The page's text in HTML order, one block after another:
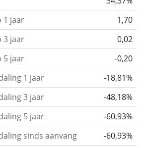
1, 3 and 5 year periods. This is
converted to a one year period)
by the past annualised volatility.
the historical return of an asset
historical riskand gives you a
of the degree of price
to bear with in order to obtain
this parameter for 1, 3 and
display its evolution over time.
for a period.This shows the
1 jaar
1,70
3 jaar
0,02
5 jaar
-0,20
1 jaar
-18,81%
3 jaar
-48,18%
5 jaar
-60,93%
sinds aanvang
-60,93%